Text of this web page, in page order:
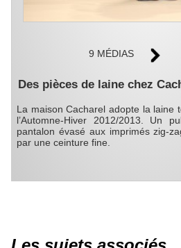
9 MÉDIAS
Des pièces de laine chez
La maison Cacharel adopte la laine
l’Automne-Hiver 2012/2013. Un
pantalon évasé aux imprimés zig-
par une ceinture fine.